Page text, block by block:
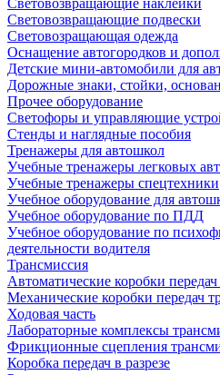
Световозвращающие наклейки
Световозвращающие подвески
Световозращающая одежда
Оснащение автогородков и
Детские мини-автомобили для
Дорожные знаки, стойки,
Прочее оборудование
Светофоры и управляющие
Стенды и наглядные пособия
Тренажеры для автошкол
Учебные тренажеры легковых
Учебные тренажеры спецтехники
Учебное оборудование для
Учебное оборудование по ПДД
Учебное оборудование по
деятельности водителя
Трансмиссия
Автоматические коробки
Механические коробки передач
Ходовая часть
Лабораторные комплексы
Фрикционные сцепления
Коробка передач в разрезе